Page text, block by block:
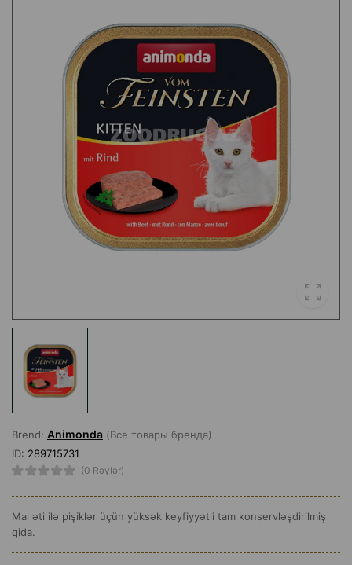
Brend: Animonda (Все товары бренда)
ID: 289715731
(0 Rəylər)
Mal əti ilə pişiklər üçün yüksək keyfiyyətli tam konservləşdirilmiş
qida.